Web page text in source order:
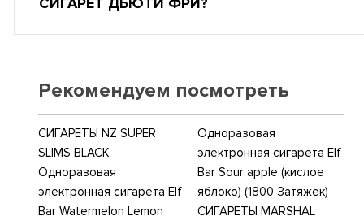
Рекомендуем посмотреть
СИГАРЕТЫ NZ SUPER
SLIMS BLACK
Одноразовая
электронная сигарета Elf
Bar Watermelon Lemon
Одноразовая
электронная сигарета Elf
Bar Sour apple (кислое
яблоко) (1800 Затяжек)
СИГАРЕТЫ MARSHAL